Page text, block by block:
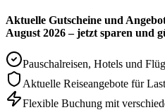
Aktuelle Gutscheine und
August 2026 – jetzt sparen und
Pauschalreisen, Hotels und
Aktuelle Reiseangebote für
Flexible Buchung mit